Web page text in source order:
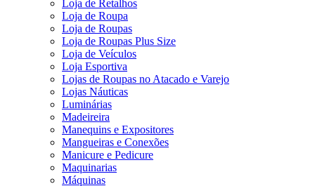
Loja de Retalhos
Loja de Roupa
Loja de Roupas
Loja de Roupas Plus Size
Loja de Veículos
Loja Esportiva
Lojas de Roupas no Atacado e Varejo
Lojas Náuticas
Luminárias
Madeireira
Manequins e Expositores
Mangueiras e Conexões
Manicure e Pedicure
Maquinarias
Máquinas